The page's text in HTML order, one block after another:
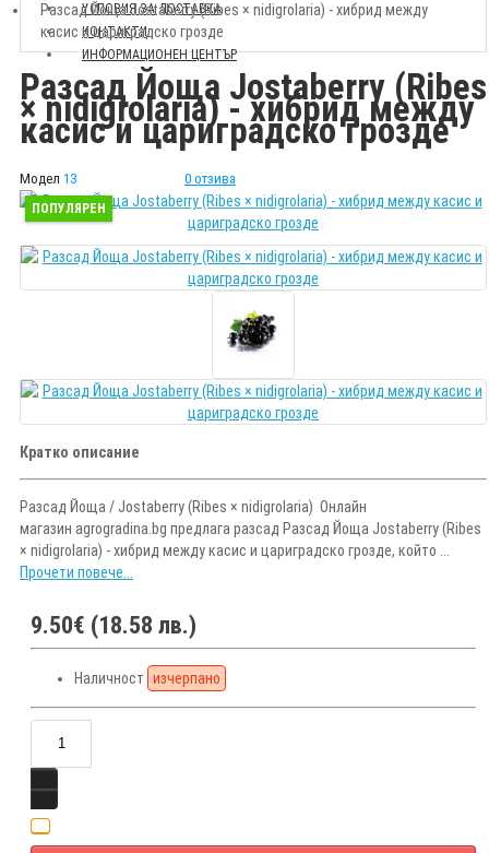
УСЛОВИЯ ЗА ДОСТАВКА
КОНТАКТИ
ИНФОРМАЦИОНЕН ЦЕНТЪР
Разсад Йоща Jostaberry (Ribes × nidigrolaria) - хибрид между
касис и цариградско грозде
Разсад Йоща Jostaberry (Ribes
× nidigrolaria) - хибрид между
касис и цариградско грозде
Модел 13 0 отзива
ПОПУЛЯРЕН
Кратко описание
Разсад Йоща / Jostaberry (Ribes × nidigrolaria) Онлайн
магазин agrogradina.bg предлага разсад Разсад Йоща Jostaberry (Ribes
× nidigrolaria) - хибрид между касис и цариградско грозде, който ...
Прочети повече...
9.50€ (18.58 лв.)
Наличност изчерпано